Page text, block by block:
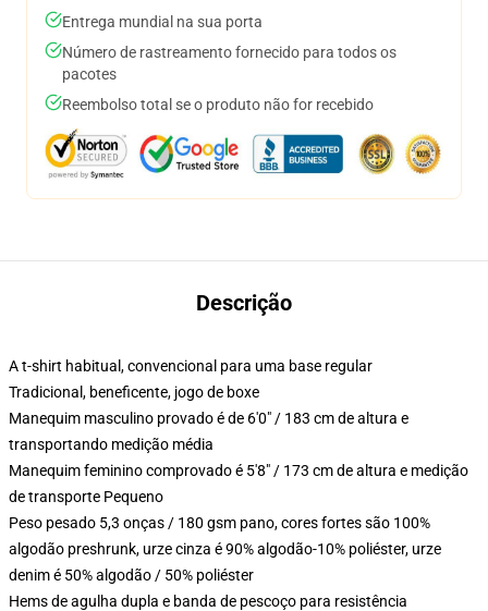
Entrega mundial na sua porta
Número de rastreamento fornecido para todos os
pacotes
Reembolso total se o produto não for recebido
Descrição
A t-shirt habitual, convencional para uma base regular
Tradicional, beneficente, jogo de boxe
Manequim masculino provado é de 6'0" / 183 cm de altura e
transportando medição média
Manequim feminino comprovado é 5'8" / 173 cm de altura e medição
de transporte Pequeno
Peso pesado 5,3 onças / 180 gsm pano, cores fortes são 100%
algodão preshrunk, urze cinza é 90% algodão-10% poliéster, urze
denim é 50% algodão / 50% poliéster
Hems de agulha dupla e banda de pescoço para resistência